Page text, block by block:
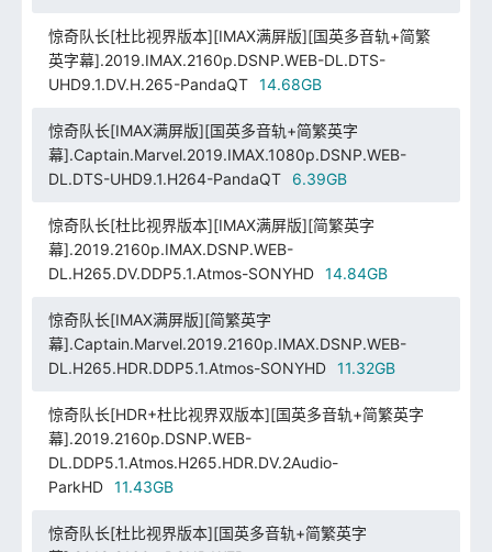
惊奇队长[杜比视界版本][IMAX满屏版][国英多音轨+简繁
英字幕].2019.IMAX.2160p.DSNP.WEB-DL.DTS-
UHD9.1.DV.H.265-PandaQT
14.68GB
惊奇队长[IMAX满屏版][国英多音轨+简繁英字
幕].Captain.Marvel.2019.IMAX.1080p.DSNP.WEB-
DL.DTS-UHD9.1.H264-PandaQT
6.39GB
惊奇队长[杜比视界版本][IMAX满屏版][简繁英字
幕].2019.2160p.IMAX.DSNP.WEB-
DL.H265.DV.DDP5.1.Atmos-SONYHD
14.84GB
惊奇队长[IMAX满屏版][简繁英字
幕].Captain.Marvel.2019.2160p.IMAX.DSNP.WEB-
DL.H265.HDR.DDP5.1.Atmos-SONYHD
11.32GB
惊奇队长[HDR+杜比视界双版本][国英多音轨+简繁英字
幕].2019.2160p.DSNP.WEB-
DL.DDP5.1.Atmos.H265.HDR.DV.2Audio-
ParkHD
11.43GB
惊奇队长[杜比视界版本][国英多音轨+简繁英字